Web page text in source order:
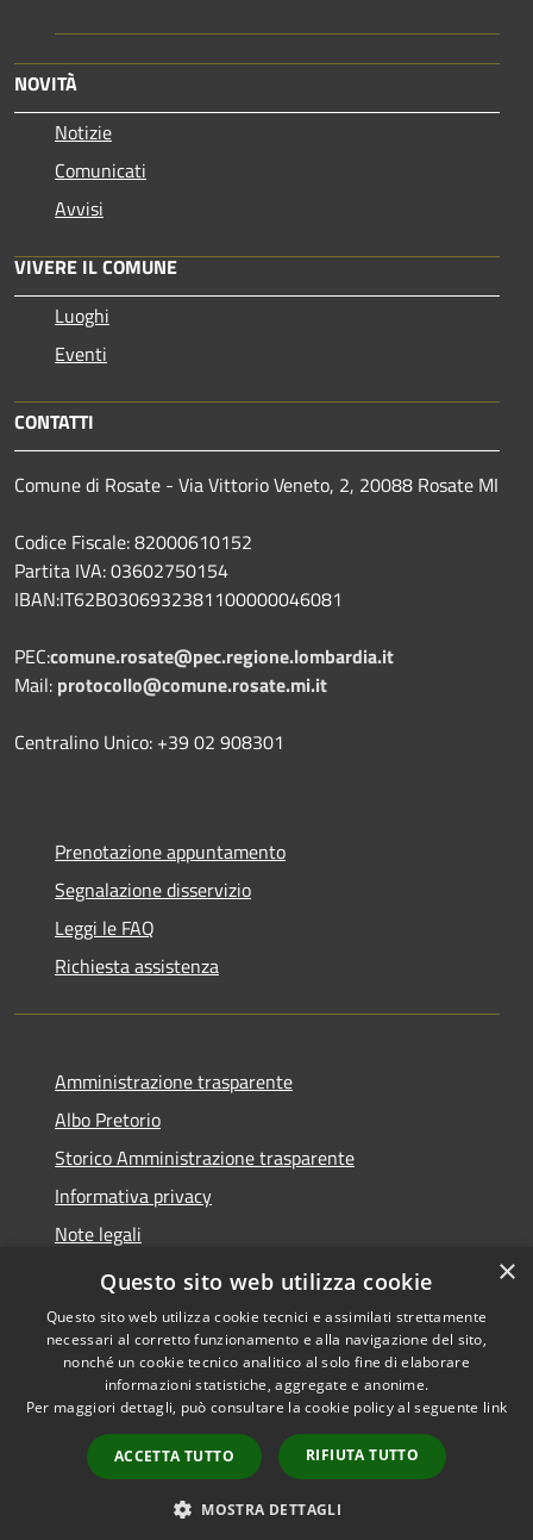
NOVITÀ
Notizie
Comunicati
Avvisi
VIVERE IL COMUNE
Luoghi
Eventi
CONTATTI
Comune di Rosate - Via Vittorio Veneto, 2, 20088 Rosate MI
Codice Fiscale: 82000610152
Partita IVA: 03602750154
IBAN:IT62B0306932381100000046081
PEC:comune.rosate@pec.regione.lombardia.it
Mail: protocollo@comune.rosate.mi.it
Centralino Unico: +39 02 908301
Prenotazione appuntamento
Segnalazione disservizio
Leggi le FAQ
Richiesta assistenza
Amministrazione trasparente
Albo Pretorio
Storico Amministrazione trasparente
Informativa privacy
Note legali
Dichiarazione di accessibilità
Accessibilità
Copyright © 2026 • Comune di
Rosate • Powered by
Municipium•
Accesso
redazione
×
Questo sito web utilizza cookie
Questo sito web utilizza cookie tecnici e assimilati strettamente
necessari al corretto funzionamento e alla navigazione del sito,
nonché un cookie tecnico analitico al solo fine di elaborare
informazioni statistiche, aggregate e anonime.
Per maggiori dettagli, può consultare la cookie policy al seguente link
ACCETTA TUTTO RIFIUTA TUTTO
MOSTRA DETTAGLI